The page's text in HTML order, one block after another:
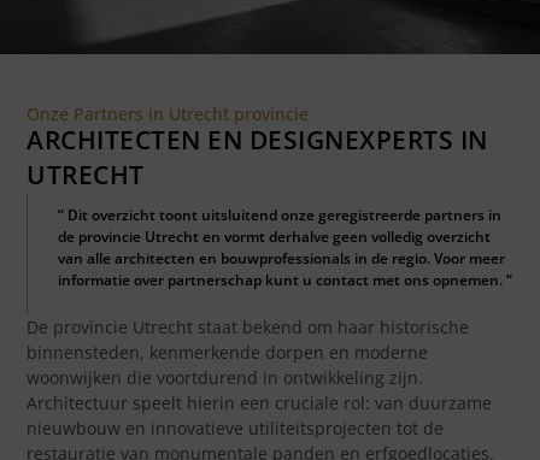
Onze Partners in Utrecht provincie
ARCHITECTEN EN DESIGNEXPERTS IN
UTRECHT
” Dit overzicht toont uitsluitend onze geregistreerde partners in
de provincie Utrecht en vormt derhalve geen volledig overzicht
van alle architecten en bouwprofessionals in de regio. Voor meer
informatie over partnerschap kunt u contact met ons opnemen. “
De provincie Utrecht staat bekend om haar historische
binnensteden, kenmerkende dorpen en moderne
woonwijken die voortdurend in ontwikkeling zijn.
Architectuur speelt hierin een cruciale rol: van duurzame
nieuwbouw en innovatieve utiliteitsprojecten tot de
restauratie van monumentale panden en erfgoedlocaties.